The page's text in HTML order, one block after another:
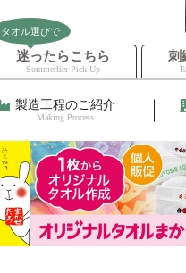
迷ったらこちら
Sommerlier Pick-Up
タオル選びで
刺
製造工程のご紹介
Making Process